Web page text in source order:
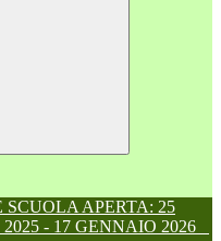
SCUOLA APERTA: 25
- 17 GENNAIO 2026